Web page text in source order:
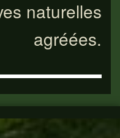
naturelles
agréées.